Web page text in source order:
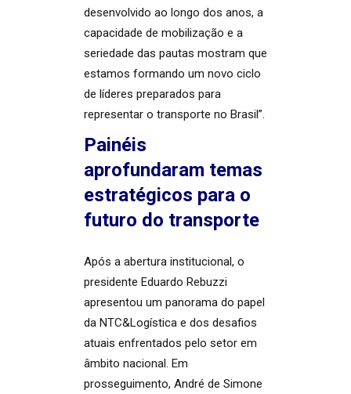
desenvolvido ao longo dos anos, a
capacidade de mobilização e a
seriedade das pautas mostram que
estamos formando um novo ciclo
de líderes preparados para
representar o transporte no Brasil”.
Painéis
aprofundaram temas
estratégicos para o
futuro do transporte
Após a abertura institucional, o
presidente Eduardo Rebuzzi
apresentou um panorama do papel
da NTC&Logística e dos desafios
atuais enfrentados pelo setor em
âmbito nacional. Em
prosseguimento, André de Simone